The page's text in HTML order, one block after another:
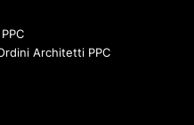
Architetti PPC